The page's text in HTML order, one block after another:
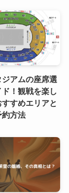
ジアムの座席選
！観戦を楽し
すめエリアと
約方法